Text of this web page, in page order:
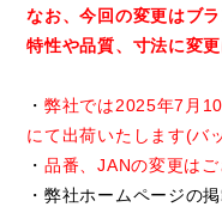
なお、今回の変更はブ
特性や品質、寸法に変更
・弊社では2025年7月
にて出荷いたします(バ
・品番、JANの変更はご
・弊社ホームページの